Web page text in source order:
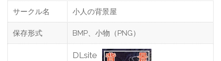
サークル名 小人の背景屋
保存形式 BMP、小物（PNG）
DLsite